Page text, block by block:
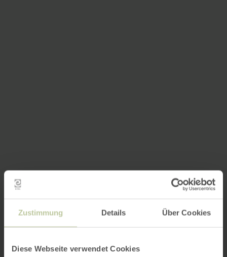
Zustimmung Details Über Cookies
Diese Webseite verwendet Cookies